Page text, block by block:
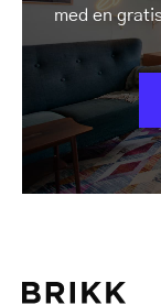
med en